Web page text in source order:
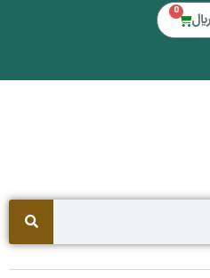
﷼ 0